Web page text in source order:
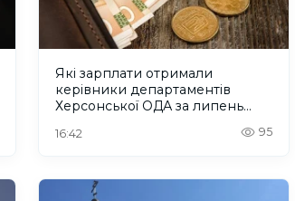
Які зарплати отримали
керівники департаментів
Херсонської ОДА за липень
16:42 95